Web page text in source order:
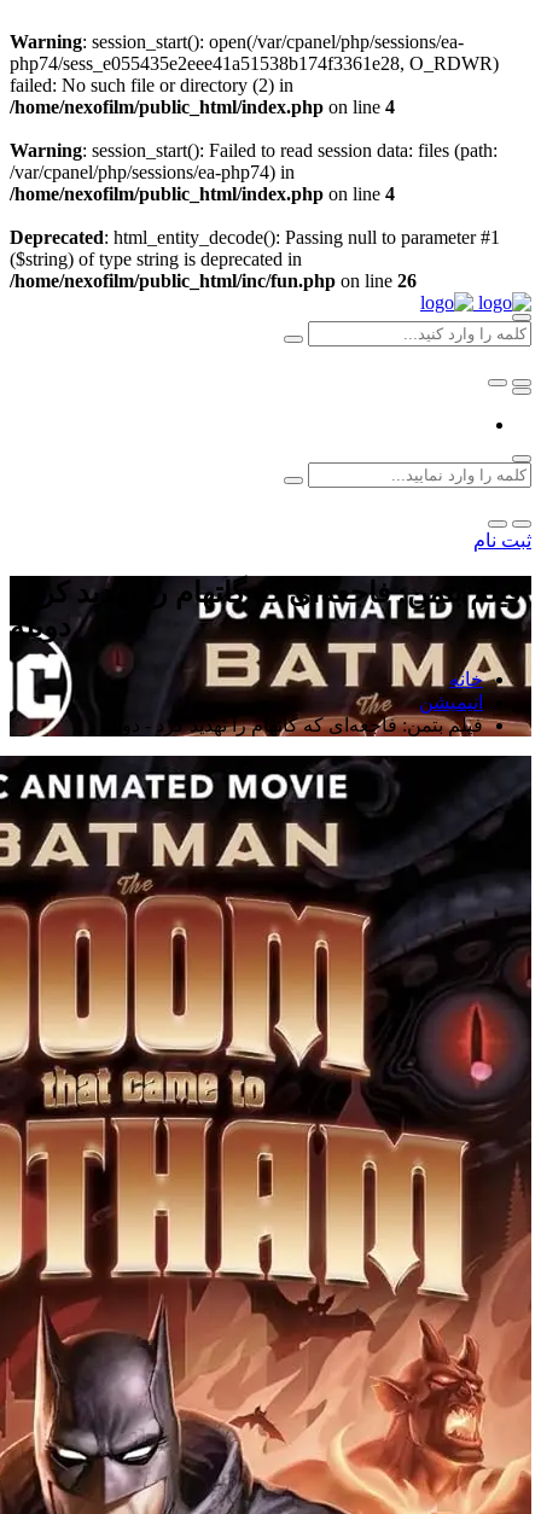
Warning: session_start(): open(/var/cpanel/php/sessions/ea-
php74/sess_e055435e2eee41a51538b174f3361e28, O_RDWR)
failed: No such file or directory (2) in
/home/nexofilm/public_html/index.php on line 4
Warning: session_start(): Failed to read session data: files (path:
/var/cpanel/php/sessions/ea-php74) in
/home/nexofilm/public_html/index.php on line 4
Deprecated: html_entity_decode(): Passing null to parameter #1
($string) of type string is deprecated in
/home/nexofilm/public_html/inc/fun.php on line 26
ثبت نام
فیلم بتمن: فاجعه‌ای که گاتهام را تهدید کرد -
دوبله
خانه
انیمیشن
فیلم بتمن: فاجعه‌ای که گاتهام را تهدید کرد - دوبله